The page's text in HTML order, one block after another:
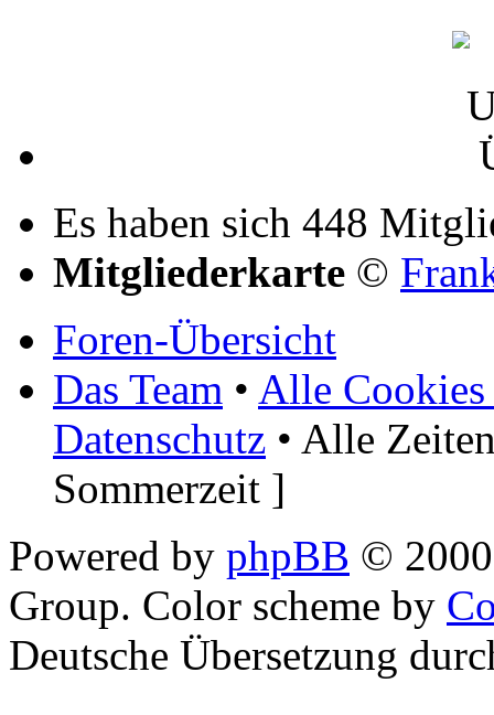
Es haben sich 448
Mitgliederkarte ©
Foren-Übersicht
Das Team • Alle Cookies
Datenschutz • Alle
Sommerzeit ]
Powered by phpBB ©
Group. Color scheme by
Deutsche Übersetzung